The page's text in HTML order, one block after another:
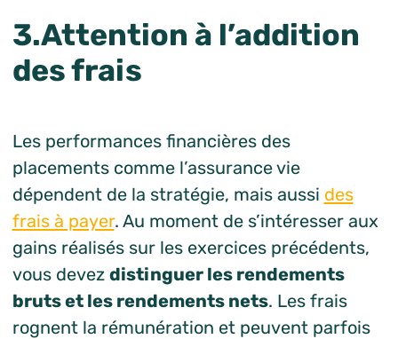
3.Attention à l’addition
des frais
Les performances financières des
placements comme l’assurance vie
dépendent de la stratégie, mais aussi des
frais à payer. Au moment de s’intéresser aux
gains réalisés sur les exercices précédents,
vous devez distinguer les rendements
bruts et les rendements nets. Les frais
rognent la rémunération et peuvent parfois